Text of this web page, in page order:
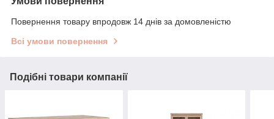
Повернення товару впродовж 14 днів за домовленістю
Всі умови повернення
Подібні товари компанії